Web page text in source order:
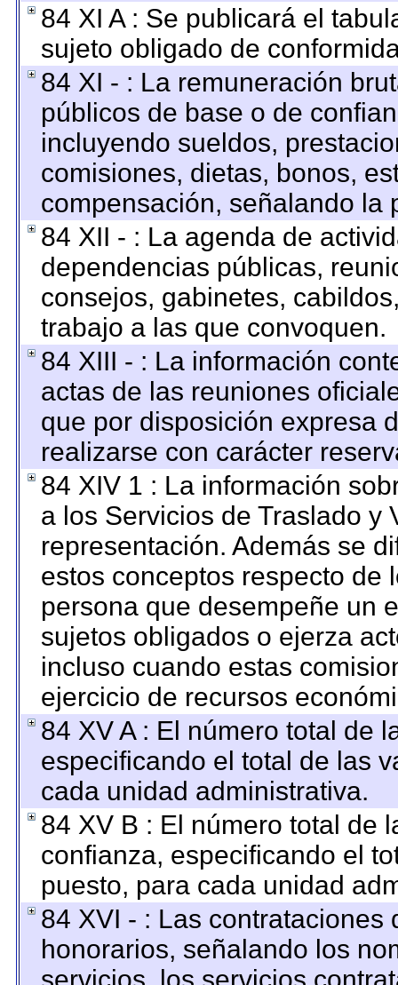
84 XI A : Se publicará el
sujeto obligado de
84 XI - : La remuneración
públicos de base o de
incluyendo sueldos,
comisiones, dietas, bonos,
compensación, señalando la
84 XII - : La agenda de
dependencias públicas,
consejos, gabinetes,
trabajo a las que convoquen.
84 XIII - : La información
actas de las reuniones
que por disposición expresa
realizarse con carácter
84 XIV 1 : La información
a los Servicios de Traslado y
representación. Además se
estos conceptos respecto de
persona que desempeñe un
sujetos obligados o ejerza
incluso cuando estas
ejercicio de recursos
84 XV A : El número total de
especificando el total de las
cada unidad administrativa.
84 XV B : El número total de
confianza, especificando el
puesto, para cada unidad
84 XVI - : Las
honorarios, señalando los